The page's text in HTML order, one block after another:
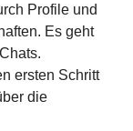
Profile und
Es geht
ersten Schritt
die